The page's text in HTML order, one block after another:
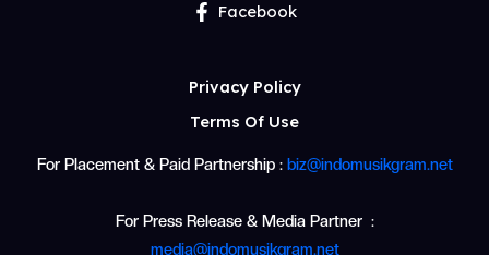
Facebook
Privacy Policy
Terms Of Use
For Placement & Paid Partnership : biz@indomusikgram.net
For Press Release & Media Partner :
media@indomusikgram.net